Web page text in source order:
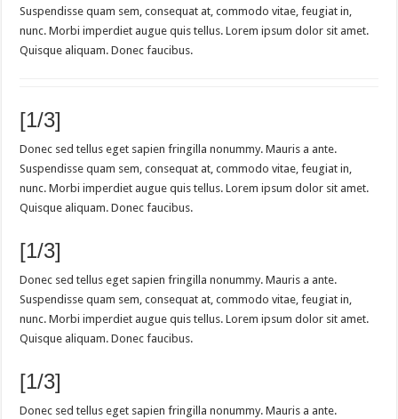
Suspendisse quam sem, consequat at, commodo vitae, feugiat in,
nunc. Morbi imperdiet augue quis tellus. Lorem ipsum dolor sit amet.
Quisque aliquam. Donec faucibus.
[1/3]
Donec sed tellus eget sapien fringilla nonummy. Mauris a ante.
Suspendisse quam sem, consequat at, commodo vitae, feugiat in,
nunc. Morbi imperdiet augue quis tellus. Lorem ipsum dolor sit amet.
Quisque aliquam. Donec faucibus.
[1/3]
Donec sed tellus eget sapien fringilla nonummy. Mauris a ante.
Suspendisse quam sem, consequat at, commodo vitae, feugiat in,
nunc. Morbi imperdiet augue quis tellus. Lorem ipsum dolor sit amet.
Quisque aliquam. Donec faucibus.
[1/3]
Donec sed tellus eget sapien fringilla nonummy. Mauris a ante.